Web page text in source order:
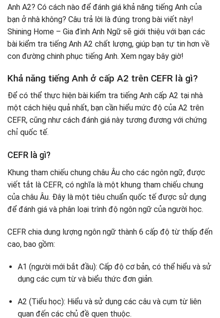
3. Bài kiểm tra-Anh (kiểm tra cấp độ A2)
4. Bài kiểm tra tiếng Anh trực tuyến của Hội đồng Anh
(APTIS)
5. EF SET (Kiểm tra cấp độ A2)
Phát triển toàn diện 4 kỹ năng tiếng Anh với Junior
Anh A2? Có cách nào để đánh giá khả năng tiếng Anh của
bạn ở nhà không? Câu trả lời là đúng trong bài viết này!
Shining Home – Gia đình Anh Ngữ sẽ giới thiệu với bạn các
bài kiểm tra tiếng Anh A2 chất lượng, giúp bạn tự tin hơn về
con đường chinh phục tiếng Anh. Xem ngay bây giờ!
Khả năng tiếng Anh ở cấp A2 trên CEFR là gì?
Để có thể thực hiện bài kiểm tra tiếng Anh cấp A2 tại nhà
một cách hiệu quả nhất, bạn cần hiểu mức độ của A2 trên
CEFR, cũng như cách đánh giá này tương đương với chứng
chỉ quốc tế.
CEFR là gì?
Khung tham chiếu chung châu Âu cho các ngôn ngữ, được
viết tắt là CEFR, có nghĩa là một khung tham chiếu chung
của châu Âu. Đây là một tiêu chuẩn quốc tế được sử dụng
để đánh giá và phân loại trình độ ngôn ngữ của người học.
CEFR chia dung lượng ngôn ngữ thành 6 cấp độ từ thấp đến
cao, bao gồm:
A1 (người mới bắt đầu): Cấp độ cơ bản, có thể hiểu và sử
dụng các cụm từ và biểu thức đơn giản.
A2 (Tiểu học): Hiểu và sử dụng các câu và cụm từ liên
quan đến các chủ đề quen thuộc.